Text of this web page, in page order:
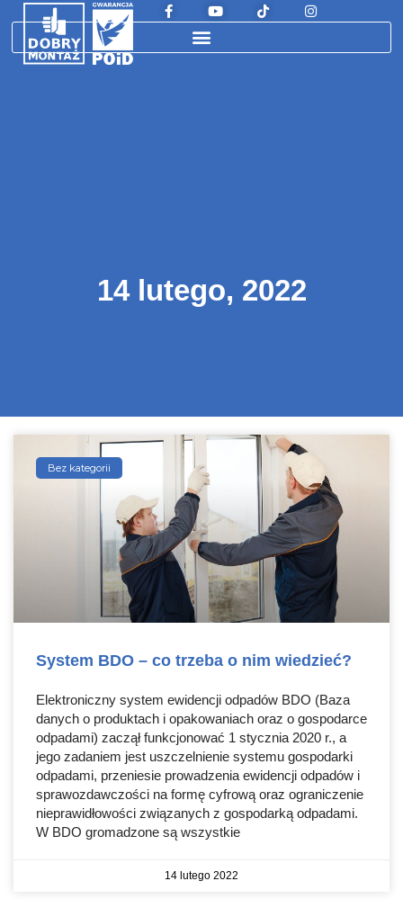
14 lutego, 2022
Bez kategorii
System BDO – co trzeba o nim wiedzieć?
Elektroniczny system ewidencji odpadów BDO (Baza
danych o produktach i opakowaniach oraz o gospodarce
odpadami) zaczął funkcjonować 1 stycznia 2020 r., a
jego zadaniem jest uszczelnienie systemu gospodarki
odpadami, przeniesie prowadzenia ewidencji odpadów i
sprawozdawczości na formę cyfrową oraz ograniczenie
nieprawidłowości związanych z gospodarką odpadami.
W BDO gromadzone są wszystkie
14 lutego 2022